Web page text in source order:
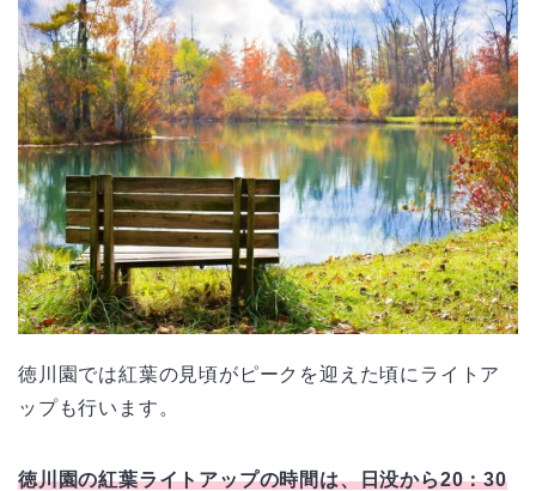
徳川園では紅葉の見頃がピークを迎えた頃にライトア
ップも行います。
徳川園の紅葉ライトアップの時間は、日没から20：30